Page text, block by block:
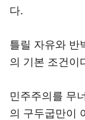
다.
틀릴 자유와 반
의 기본 조건이
민주주의를 무
의 구두굽만이